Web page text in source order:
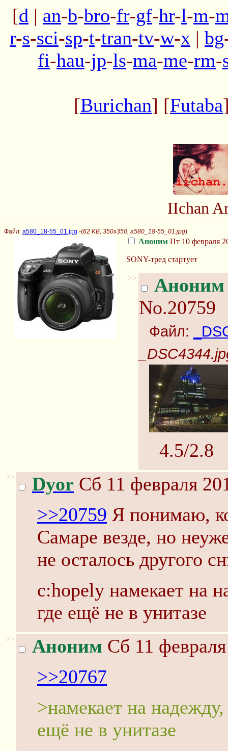
[d | an-b-bro-fr-gf-hr-l-m-
r-s-sci-sp-t-tran-tv-w-x | bg
fi-hau-jp-ls-ma-me-rm-
[Burichan] [Futaba
IIchan
Файл: a580_18-55_01.jpg -(62 KB, 350x350, a580_18-55_01.jpg)
Аноним Пт 10 февраля
SONY-тред стартует
>> Аноним
No.20759
Файл:
4.5/2.8
>> Dyor Сб 11 февраля
>>20759 Я понимаю,
Самаре везде, но
не осталось другого
c:hopely намекает на
где ещё не в унитазе
>> Аноним Сб 11
>>20767
>намекает на
ещё не в унитазе